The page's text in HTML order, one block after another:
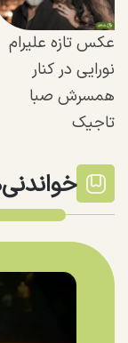
عکس تازه علیرام
نورایی در کنار
همسرش صبا
تاجیک